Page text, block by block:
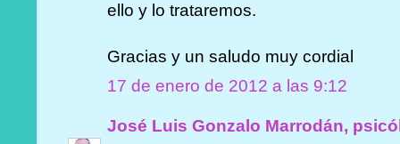
ello y lo trataremos.
Gracias y un saludo muy cordial
17 de enero de 2012 a las 9:12
José Luis Gonzalo Marrodán,